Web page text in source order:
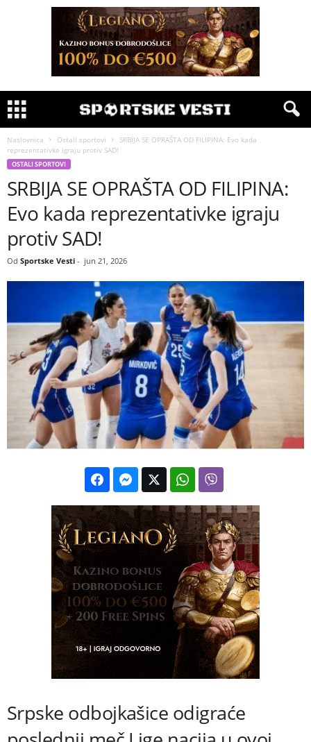
Naslovnica Ostali sportovi
SRBIJA SE OPRAŠTA OD FILIPINA: Evo kada
reprezentativke igraju protiv SAD!
OSTALI SPORTOVI
SRBIJA SE OPRAŠTA OD FILIPINA:
Evo kada reprezentativke igraju
protiv SAD!
Od Sportske Vesti - jun 21, 2026
Srpske odbojkašice odigraće